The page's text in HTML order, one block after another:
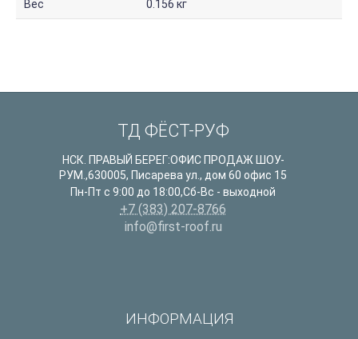
Вес 0.156 кг
ТД ФЁСТ-РУФ
НСК. ПРАВЫЙ БЕРЕГ:ОФИС ПРОДАЖ ШОУ-
РУМ.,630005, Писарева ул., дом 60 офис 15
Пн-Пт с 9:00 до 18:00,Сб-Вс - выходной
+7 (383) 207-8766
info@first-roof.ru
ИНФОРМАЦИЯ